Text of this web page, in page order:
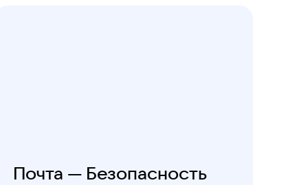
Почта — Безопасность